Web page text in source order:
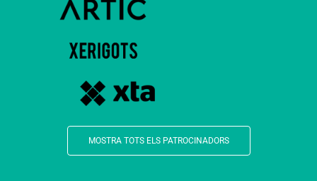
MOSTRA TOTS ELS PATROCINADORS